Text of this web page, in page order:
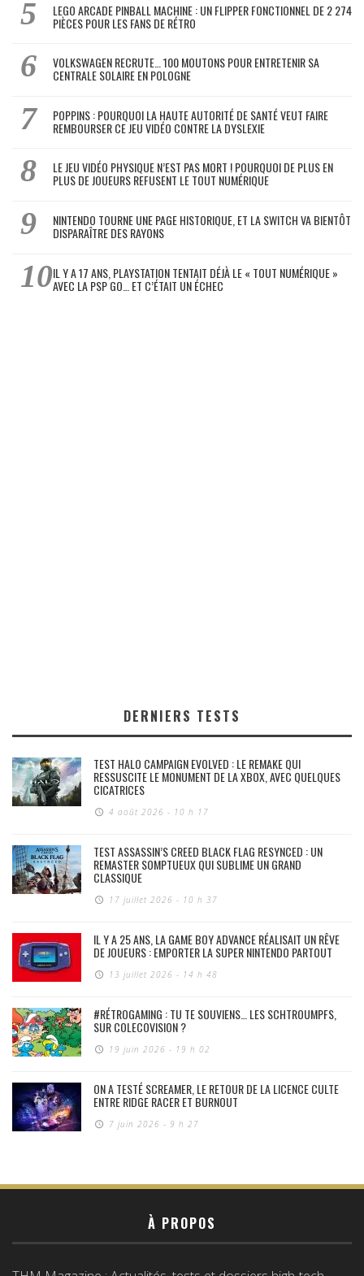
LEGO ARCADE PINBALL MACHINE : UN FLIPPER FONCTIONNEL DE 2 274
PIÈCES POUR LES FANS DE RÉTRO
VOLKSWAGEN RECRUTE… 100 MOUTONS POUR ENTRETENIR SA
CENTRALE SOLAIRE EN POLOGNE
POPPINS : POURQUOI LA HAUTE AUTORITÉ DE SANTÉ VEUT FAIRE
REMBOURSER CE JEU VIDÉO CONTRE LA DYSLEXIE
LE JEU VIDÉO PHYSIQUE N’EST PAS MORT ! POURQUOI DE PLUS EN
PLUS DE JOUEURS REFUSENT LE TOUT NUMÉRIQUE
NINTENDO TOURNE UNE PAGE HISTORIQUE, ET LA SWITCH VA BIENTÔT
DISPARAÎTRE DES RAYONS
IL Y A 17 ANS, PLAYSTATION TENTAIT DÉJÀ LE « TOUT NUMÉRIQUE »
AVEC LA PSP GO… ET C’ÉTAIT UN ÉCHEC
DERNIERS TESTS
TEST HALO CAMPAIGN EVOLVED : LE REMAKE QUI
RESSUSCITE LE MONUMENT DE LA XBOX, AVEC QUELQUES
CICATRICES
4 août 2026 - 10 h 17
TEST ASSASSIN’S CREED BLACK FLAG RESYNCED : UN
REMASTER SOMPTUEUX QUI SUBLIME UN GRAND
CLASSIQUE
17 juillet 2026 - 10 h 37
IL Y A 25 ANS, LA GAME BOY ADVANCE RÉALISAIT UN RÊVE
DE JOUEURS : EMPORTER LA SUPER NINTENDO PARTOUT
13 juillet 2026 - 14 h 48
#RÉTROGAMING : TU TE SOUVIENS… LES SCHTROUMPFS,
SUR COLECOVISION ?
19 juin 2026 - 19 h 02
ON A TESTÉ SCREAMER, LE RETOUR DE LA LICENCE CULTE
ENTRE RIDGE RACER ET BURNOUT
7 juin 2026 - 9 h 27
À PROPOS